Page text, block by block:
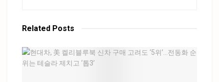
Related Posts